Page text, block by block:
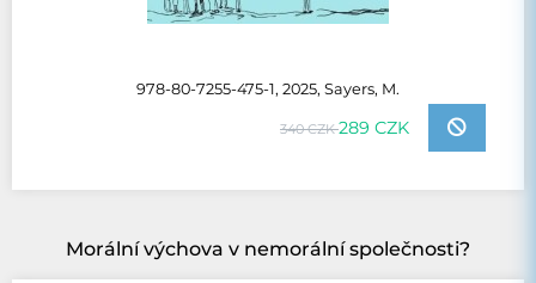
978-80-7255-475-1, 2025, Sayers, M.
340 CZK289 CZK
Morální výchova v nemorální společnosti?